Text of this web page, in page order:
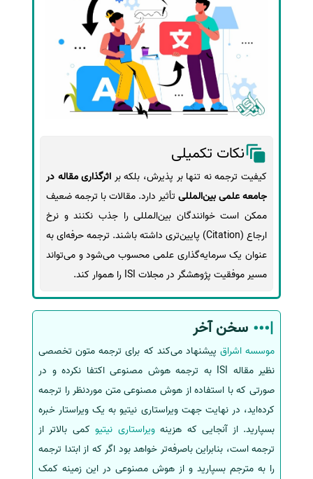
نکات تکمیلی
کیفیت ترجمه نه تنها بر پذیرش، بلکه بر اثرگذاری مقاله در
جامعه علمی بین‌المللی تأثیر دارد. مقالات با ترجمه ضعیف
ممکن است خوانندگان بین‌المللی را جذب نکنند و نرخ
ارجاع (Citation) پایین‌تری داشته باشند. ترجمه حرفه‌ای به
عنوان یک سرمایه‌گذاری علمی محسوب می‌شود و می‌تواند
مسیر موفقیت پژوهشگر در مجلات ISI را هموار کند.
سخن آخر
موسسه اشراق پیشنهاد می‌کند که برای ترجمه متون تخصصی
نظیر مقاله ISI به ترجمه هوش مصنوعی اکتفا نکرده و در
صورتی که با استفاده از هوش مصنوعی متن موردنظر را ترجمه
کرده‌اید، در نهایت جهت ویراستاری نیتیو به یک ویراستار خبره
بسپارید. از آنجایی که هزینهویراستاری نیتیوکمی بالاتر از
ترجمه است، بنابراین باصرفه‌تر خواهد بود اگر که از ابتدا ترجمه
را به مترجم بسپارید و از هوش مصنوعی در این زمینه کمک